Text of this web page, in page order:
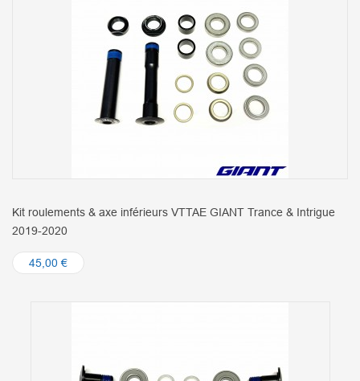
Kit roulements & axe inférieurs VTTAE GIANT Trance & Intrigue
2019-2020
45,00 €